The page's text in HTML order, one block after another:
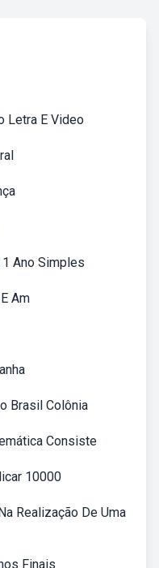
Letra E Video
Ano Simples
Am
Brasil Colônia
Consiste
10000
Realização De Uma
Finais